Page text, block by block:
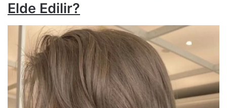
Elde Edilir?